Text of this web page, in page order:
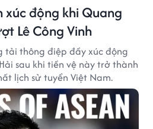
xúc động khi Quang
Lê Công Vinh
tải thông điệp đầy xúc động
sau khi tiền vệ này trở thành
lịch sử tuyển Việt Nam.